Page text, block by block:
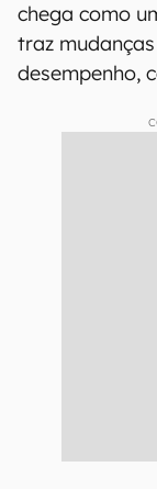
chega como
traz
desempenho,